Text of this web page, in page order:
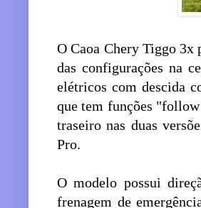
O Caoa Chery Tiggo
das configurações na
elétricos com descida
que tem funções
traseiro nas duas
Pro.
O modelo possui
frenagem de